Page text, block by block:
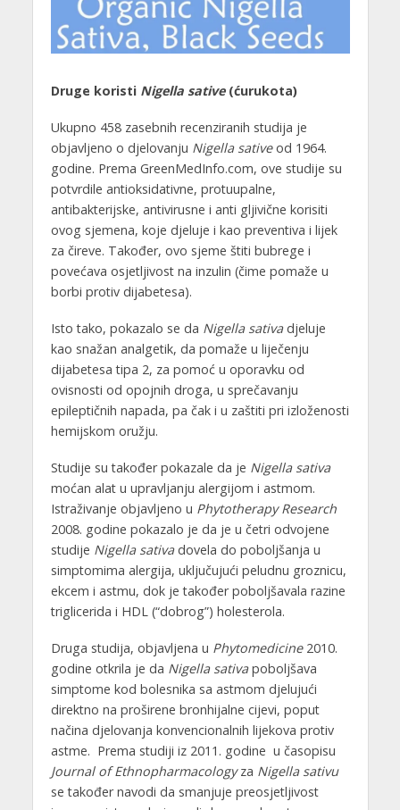
Druge koristi Nigella sative(ćurukota)
Ukupno 458 zasebnih recenziranih studija je
objavljeno o djelovanju Nigella sativeod 1964.
godine. Prema GreenMedInfo.com, ove studije su
potvrdile antioksidativne, protuupalne,
antibakterijske, antivirusne i anti gljivične korisiti
ovog sjemena, koje djeluje i kao preventiva i lijek
za čireve. Također, ovo sjeme štiti bubrege i
povećava osjetljivost na inzulin (čime pomaže u
borbi protiv dijabetesa).
Isto tako, pokazalo se da Nigella sativadjeluje
kao snažan analgetik, da pomaže u liječenju
dijabetesa tipa 2, za pomoć u oporavku od
ovisnosti od opojnih droga, u sprečavanju
epileptičnih napada, pa čak i u zaštiti pri izloženosti
hemijskom oružju.
Studije su također pokazale da je Nigella sativa
moćan alat u upravljanju alergijom i astmom.
Istraživanje objavljeno u Phytotherapy Research
2008. godine pokazalo je da je u četri odvojene
studije Nigella sativadovela do poboljšanja u
simptomima alergija, uključujući peludnu groznicu,
ekcem i astmu, dok je također poboljšavala razine
triglicerida i HDL (“dobrog”) holesterola.
Druga studija, objavljena u Phytomedicine2010.
godine otkrila je da Nigella sativapoboljšava
simptome kod bolesnika sa astmom djelujući
direktno na proširene bronhijalne cijevi, poput
načina djelovanja konvencionalnih lijekova protiv
astme. Prema studiji iz 2011. godine u časopisu
Journal of Ethnopharmacologyza Nigella sativu
se također navodi da smanjuje preosjetljivost